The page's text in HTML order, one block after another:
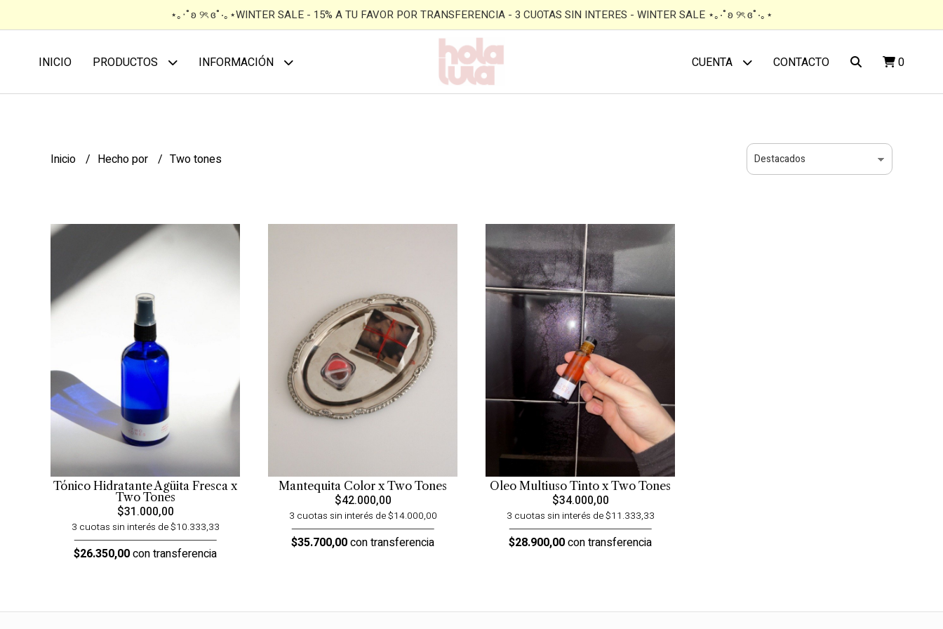
⋆｡‧˚ʚ ୨ৎ ɞ˚‧｡⋆WINTER SALE - 15% A TU FAVOR POR TRANSFERENCIA - 3 CUOTAS SIN INTERES - WINTER SALE ⋆｡‧˚ʚ ୨ৎ ɞ˚‧｡⋆
INICIO PRODUCTOS INFORMACIÓN CUENTA CONTACTO 0
Inicio Hecho por Two tones
Tónico Hidratante Agüita Fresca x
Two Tones
$31.000,00
3 cuotas sin interés de $10.333,33
$26.350,00con transferencia
Mantequita Color x Two Tones
$42.000,00
3 cuotas sin interés de $14.000,00
$35.700,00con transferencia
Oleo Multiuso Tinto x Two Tones
$34.000,00
3 cuotas sin interés de $11.333,33
$28.900,00con transferencia